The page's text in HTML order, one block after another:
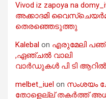
Vivod iz zapoya na
അക്കാദമി
തെരഞ്ഞെടുത്തു
Kalebal on എരുമേലി
,ഏഞ്ചൽ വാലി
വാർഡുകൾ പി ടി ആറിൽ
melbet_iuel on സംശയം
തോളെല്ല് തകർത്ത്